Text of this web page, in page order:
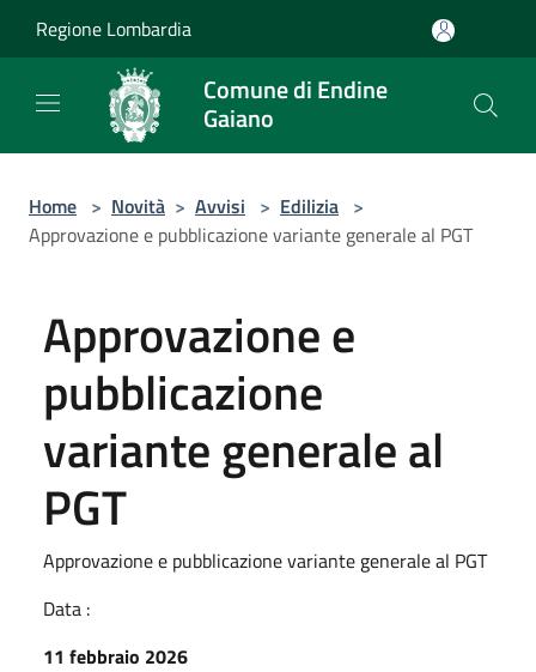
Regione Lombardia
Comune di Endine
Gaiano
Home > Novità > Avvisi > Edilizia >
Approvazione e pubblicazione variante generale al PGT
Approvazione e
pubblicazione
variante generale al
PGT
Approvazione e pubblicazione variante generale al PGT
Data :
11 febbraio 2026